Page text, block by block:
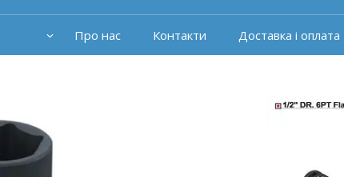
Про нас Контакти Доставка і оплата